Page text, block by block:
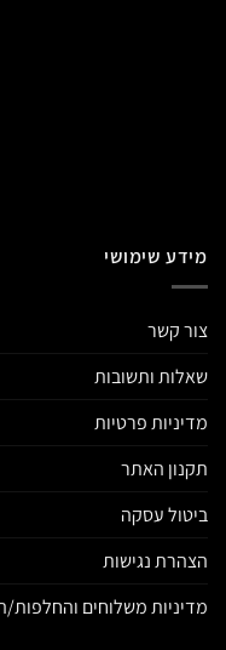
מידע שימושי
צור קשר
שאלות ותשובות
מדיניות פרטיות
תקנון האתר
ביטול עסקה
הצהרת נגישות
מדיניות משלוחים והחלפות/